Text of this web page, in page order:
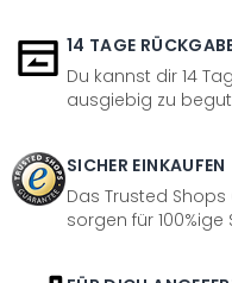
14 TAGE
Du kannst dir 14
ausgiebig zu
SICHER EINKAUFEN
Das Trusted
sorgen für